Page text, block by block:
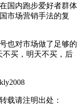
国内跑步爱好者群体
市场营销手法的复
也对市场做了足够的
不买，明天不买，后
载请注明出处：